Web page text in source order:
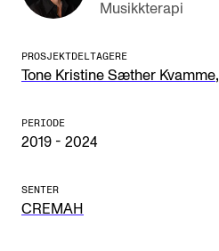
Internasjonal strategi
Nettverk
Musikkterapi
PROSJEKTDELTAGERE
Tone Kristine Sæther Kvamme,
PERIODE
2019 - 2024
SENTER
CREMAH